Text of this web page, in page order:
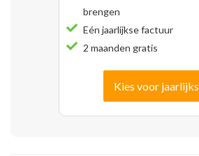
brengen
Eén jaarlijkse factuur
2 maanden gratis
Kies voor jaarlijks